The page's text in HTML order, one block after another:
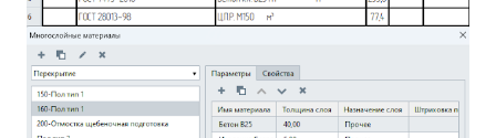
изоляцию каждому типу трубы или воздуховода. В
модели вы увидите, как меняется объект в
зависимости от выбранной изоляции. Стоит обратить
внимание на то, что для деталей и аксессуаров
изоляция должна быть предусмотрена автором